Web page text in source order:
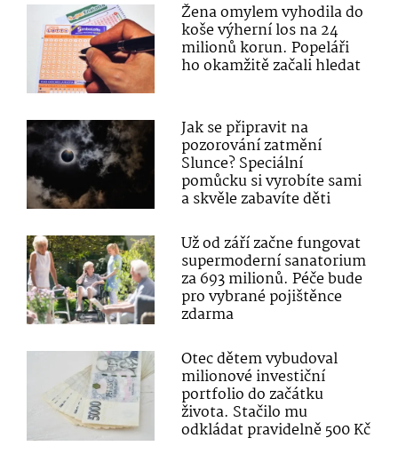
Žena omylem vyhodila do
koše výherní los na 24
milionů korun. Popeláři
ho okamžitě začali hledat
Jak se připravit na
pozorování zatmění
Slunce? Speciální
pomůcku si vyrobíte sami
a skvěle zabavíte děti
Už od září začne fungovat
supermoderní sanatorium
za 693 milionů. Péče bude
pro vybrané pojištěnce
zdarma
Otec dětem vybudoval
milionové investiční
portfolio do začátku
života. Stačilo mu
odkládat pravidelně 500 Kč